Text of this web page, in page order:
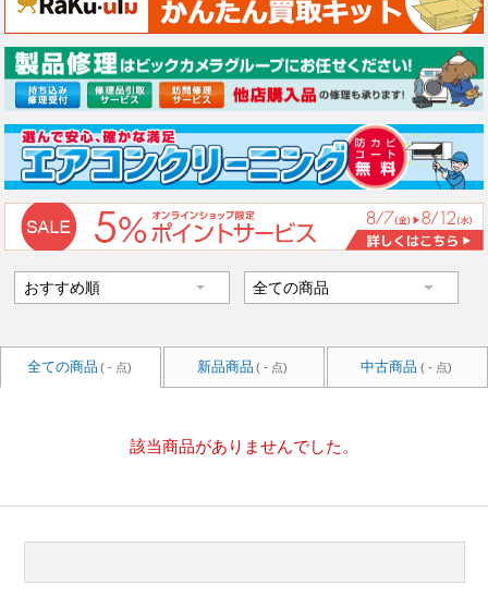
全ての商品 ( - 点) 新品商品 ( - 点) 中古商品 ( - 点)
該当商品がありませんでした。